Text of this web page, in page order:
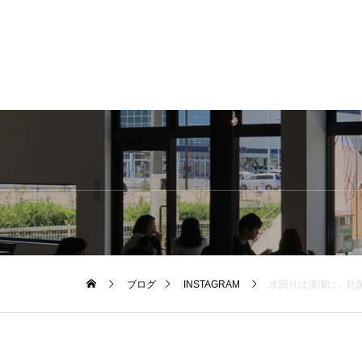
ブログ INSTAGRAM .水回りは清潔に。抗菌性に優れた銀イオン使用した高品